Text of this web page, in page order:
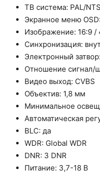
ТВ система: PAL/
Экранное меню
Изображение: 16:9 /
Синхронизация:
Электронный
Отношение сигнал/
Видео выход: CVBS
Объектив: 1,8 мм
Минимальное
Автоматическая
BLC: да
WDR: Global WDR
DNR: 3 DNR
Питание: 3,7-18 В